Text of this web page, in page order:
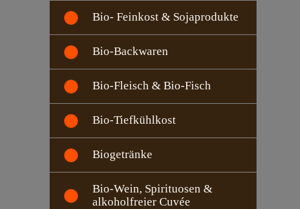
Bio- Feinkost & Sojaprodukte
Bio-Backwaren
Bio-Fleisch & Bio-Fisch
Bio-Tiefkühlkost
Biogetränke
Bio-Wein, Spirituosen &
alkoholfreier Cuvée